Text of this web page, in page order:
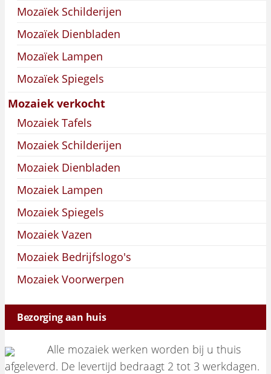
Mozaïek Schilderijen
Mozaïek Dienbladen
Mozaïek Lampen
Mozaïek Spiegels
Mozaiek verkocht
Mozaiek Tafels
Mozaiek Schilderijen
Mozaiek Dienbladen
Mozaiek Lampen
Mozaiek Spiegels
Mozaiek Vazen
Mozaiek Bedrijfslogo's
Mozaiek Voorwerpen
Bezorging aan huis
Alle mozaiek werken worden bij u thuis
afgeleverd. De levertijd bedraagt 2 tot 3 werkdagen.